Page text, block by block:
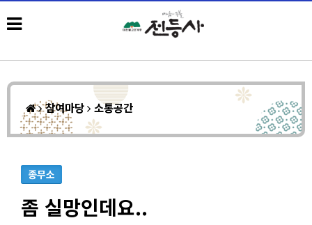
참여마당 소통공간
종무소
좀 실망인데요..